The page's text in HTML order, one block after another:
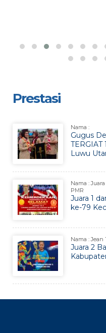
Prestasi
Nama :
Gugus
TERGIAT
Luwu
Nama :
PMR
Juara 1
ke-79
Nama : Jean
Juara 2